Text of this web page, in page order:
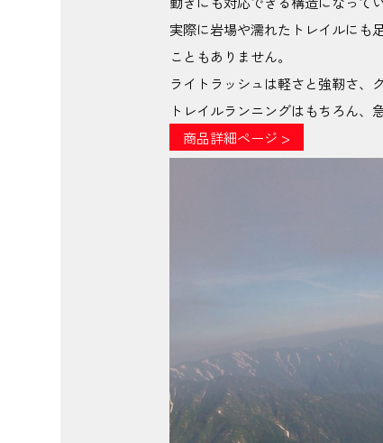
実際に岩場や濡れたトレイルにも
こともありません。
ライトラッシュは軽さと強靭さ、
トレイルランニングはもちろん、
商品詳細ページ >